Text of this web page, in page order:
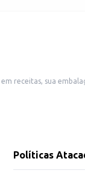
receitas, sua
Políticas